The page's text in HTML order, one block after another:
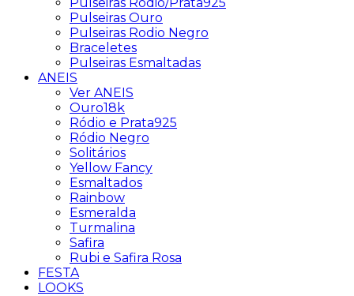
Pulseiras Ouro
Pulseiras Rodio Negro
Braceletes
Pulseiras Esmaltadas
ANEIS
Ver ANEIS
Ouro18k
Ródio e Prata925
Ródio Negro
Solitários
Yellow Fancy
Esmaltados
Rainbow
Esmeralda
Turmalina
Safira
Rubi e Safira Rosa
FESTA
LOOKS